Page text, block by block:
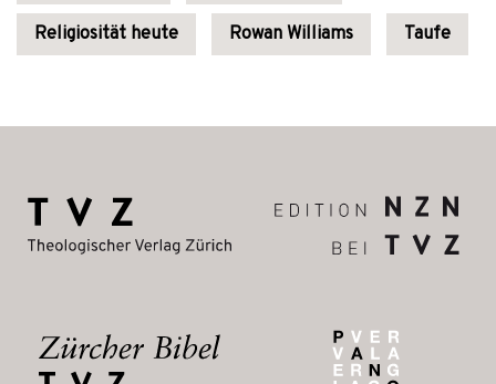
Religiosität heute Rowan Williams Taufe